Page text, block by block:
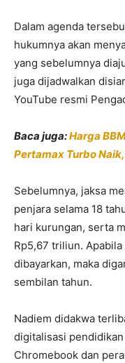
Dalam agenda
hukumnya akan
yang sebelumnya
juga dijadwalkan
YouTube resmi
Baca juga:Harga
Pertamax Turbo
Sebelumnya, jaksa
penjara selama 18
hari kurungan, serta
Rp5,67 triliun.
dibayarkan, maka
sembilan tahun.
Nadiem didakwa
digitalisasi
Chromebook dan